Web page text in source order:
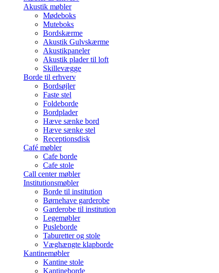
Akustik møbler
Mødeboks
Muteboks
Bordskærme
Akustik Gulvskærme
Akustikpaneler
Akustik plader til loft
Skillevægge
Borde til erhverv
Bordsøjler
Faste stel
Foldeborde
Bordplader
Hæve sænke bord
Hæve sænke stel
Receptionsdisk
Café møbler
Cafe borde
Cafe stole
Call center møbler
Institutionsmøbler
Borde til institution
Børnehave garderobe
Garderobe til institution
Legemøbler
Pusleborde
Taburetter og stole
Væghængte klapborde
Kantinemøbler
Kantine stole
Kantineborde